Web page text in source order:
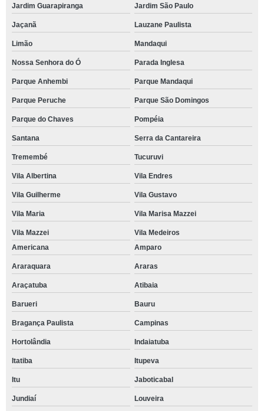
Jardim Guarapiranga Jardim São Paulo
Jaçanã Lauzane Paulista
Limão Mandaqui
Nossa Senhora do Ó Parada Inglesa
Parque Anhembi Parque Mandaqui
Parque Peruche Parque São Domingos
Parque do Chaves Pompéia
Santana Serra da Cantareira
Tremembé Tucuruvi
Vila Albertina Vila Endres
Vila Guilherme Vila Gustavo
Vila Maria Vila Marisa Mazzei
Vila Mazzei
Vila Medeiros
Americana
Amparo
Araraquara Araras
Araçatuba Atibaia
Barueri Bauru
Bragança Paulista Campinas
Hortolândia Indaiatuba
Itatiba Itupeva
Itu Jaboticabal
Jundiaí Louveira